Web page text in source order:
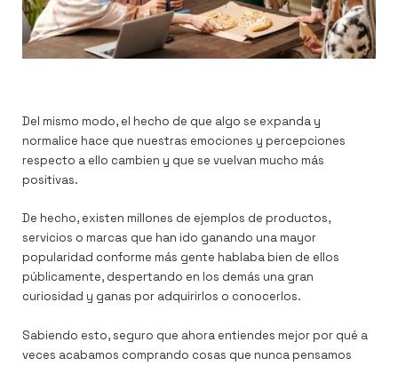
Del mismo modo, el hecho de que algo se expanda y
normalice hace que nuestras emociones y percepciones
respecto a ello cambien y que se vuelvan mucho más
positivas.
De hecho, existen millones de ejemplos de productos,
servicios o marcas que han ido ganando una mayor
popularidad conforme más gente hablaba bien de ellos
públicamente, despertando en los demás una gran
curiosidad y ganas por adquirirlos o conocerlos.
Sabiendo esto, seguro que ahora entiendes mejor por qué a
veces acabamos comprando cosas que nunca pensamos